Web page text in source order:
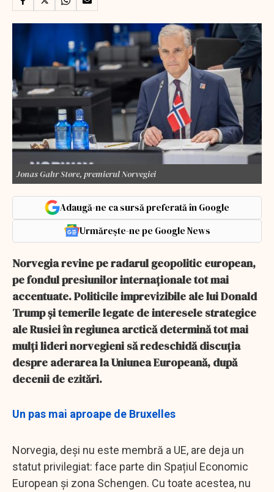
Jonas Gahr Støre, premierul Norvegiei
Adaugă-ne ca sursă preferată în Google
Urmărește-ne pe Google News
Norvegia revine pe radarul geopolitic european,
pe fondul presiunilor internaționale tot mai
accentuate. Politicile imprevizibile ale lui Donald
Trump și temerile legate de interesele strategice
ale Rusiei în regiunea arctică determină tot mai
mulți lideri norvegieni să redeschidă discuția
despre aderarea la Uniunea Europeană, după
decenii de ezitări.
Un pas mai aproape de Bruxelles
Norvegia, deși nu este membră a UE, are deja un
statut privilegiat: face parte din Spațiul Economic
European și zona Schengen. Cu toate acestea, nu